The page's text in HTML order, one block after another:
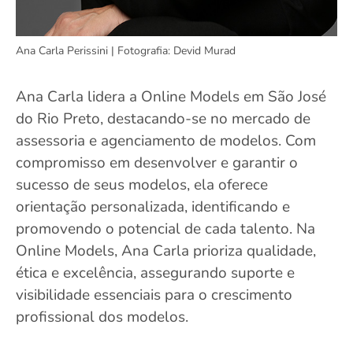
Ana Carla Perissini | Fotografia: Devid Murad
Ana Carla lidera a Online Models em São José
do Rio Preto, destacando-se no mercado de
assessoria e agenciamento de modelos. Com
compromisso em desenvolver e garantir o
sucesso de seus modelos, ela oferece
orientação personalizada, identificando e
promovendo o potencial de cada talento. Na
Online Models, Ana Carla prioriza qualidade,
ética e excelência, assegurando suporte e
visibilidade essenciais para o crescimento
profissional dos modelos.